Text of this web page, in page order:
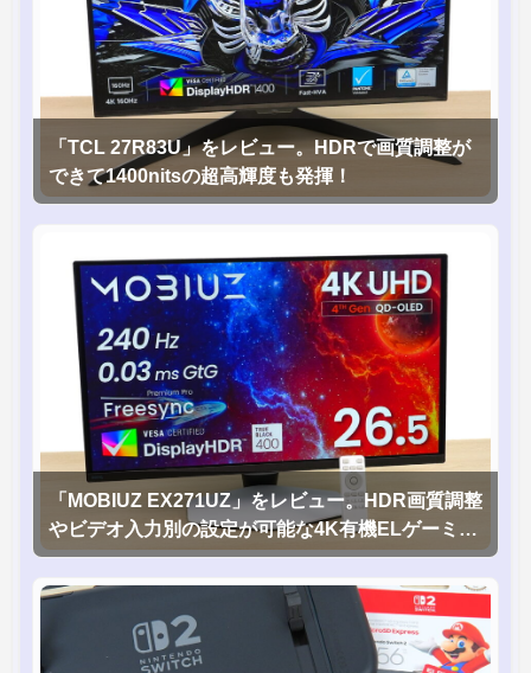
「TCL 27R83U」をレビュー。HDRで画質調整が
できて1400nitsの超高輝度も発揮！
「MOBIUZ EX271UZ」をレビュー。HDR画質調整
やビデオ入力別の設定が可能な4K有機ELゲーミン
グモニタを徹底検証